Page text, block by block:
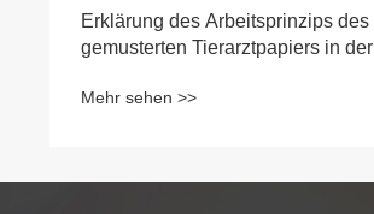
Erklärung des Arbeitsprinzips des
gemusterten Tierarztpapiers in der
Mehr sehen >>